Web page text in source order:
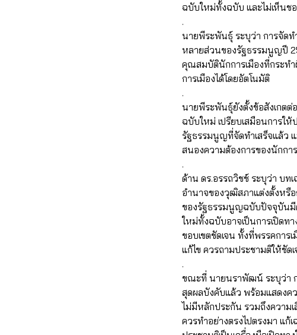
ฉบับใหม่ทั้งฉบับ และไม่เห็นช
.
นายพีระพันธุ์ ระบุว่า การจัด
หลายส่วนของรัฐธรรมนูญปี
คุณสมบัตินักการเมืองที่กระท
การเมืองได้โดยอัตโนมัติ
.
นายพีระพันธุ์ยังตั้งข้อสังเกตต่
ฉบับใหม่ เปรียบเสมือนการใ
รัฐธรรมนูญที่จัดทำเสร็จแล้ว
สนองความต้องการของนักกา
.
ด้าน ดร.อรรถวิชช์ ระบุว่า บท
อำนาจของวุฒิสภาแต่งตั้งหรื
ของรัฐธรรมนูญฉบับปัจจุบันมี
ใหม่ทั้งฉบับอาจเป็นการเปิดท
ขอบเขตชัดเจน ทั้งที่พรรคการ
แก้ไข ควรถามประชามติให้ชัด
.
ขณะที่ นายนราพัฒน์ ระบุว่า ก
สุดผลบังคับแล้ว พร้อมแสดงค
ไม่มีหลักประกัน รวมถึงความ
ควรทำอย่างตรงไปตรงมา แ